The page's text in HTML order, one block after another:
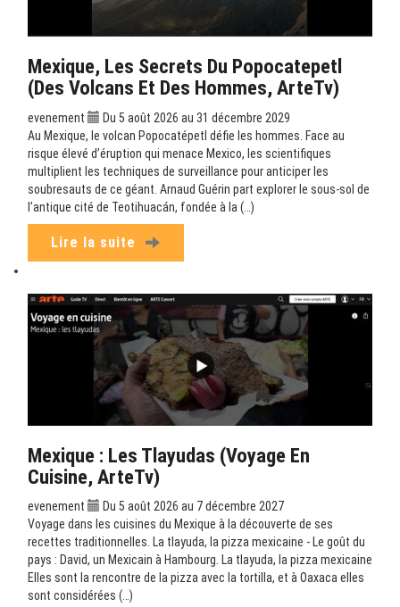
Mexique, Les Secrets Du Popocatepetl
(Des Volcans Et Des Hommes, ArteTv)
evenement
Du 5 août 2026 au 31 décembre 2029
Au Mexique, le volcan Popocatépetl défie les hommes. Face au
risque élevé d’éruption qui menace Mexico, les scientifiques
multiplient les techniques de surveillance pour anticiper les
soubresauts de ce géant. Arnaud Guérin part explorer le sous-sol de
l’antique cité de Teotihuacán, fondée à la (…)
Lire la suite
Mexique : Les Tlayudas (Voyage En
Cuisine, ArteTv)
evenement
Du 5 août 2026 au 7 décembre 2027
Voyage dans les cuisines du Mexique à la découverte de ses
recettes traditionnelles. La tlayuda, la pizza mexicaine - Le goût du
pays : David, un Mexicain à Hambourg. La tlayuda, la pizza mexicaine
Elles sont la rencontre de la pizza avec la tortilla, et à Oaxaca elles
sont considérées (…)